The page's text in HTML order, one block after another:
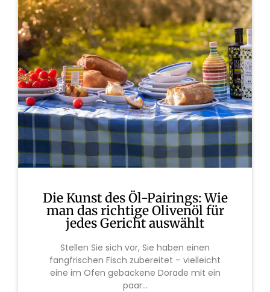
Die Kunst des Öl-Pairings: Wie
man das richtige Olivenöl für
jedes Gericht auswählt
Stellen Sie sich vor, Sie haben einen
fangfrischen Fisch zubereitet – vielleicht
eine im Ofen gebackene Dorade mit ein
paar...